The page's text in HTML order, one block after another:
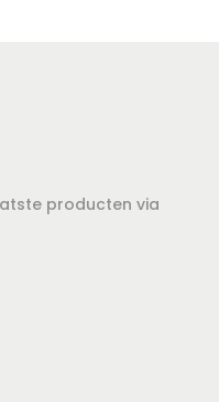
producten via